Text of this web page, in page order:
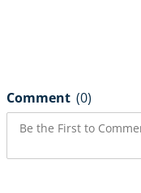
Comment (0)